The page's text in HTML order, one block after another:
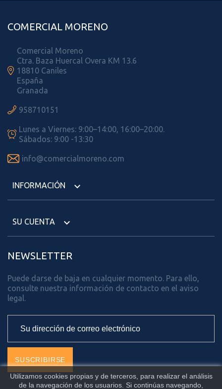
Utilizamos cookies propias y de terceros, para realizar el análisis
de la navegación de los usuarios. Si continúas navegando,
COMERCIAL MORENO

Comercial Moreno
Ctra. Baza Huercal Overa KM 13.6
18810 Caniles
España
Granada
 958710151

Lunes a Viernes: 9:00–14:00, 16:00–20:00.
Sábados: 9:00 -13:30
 info@comercialmoreno.com
INFORMACIÓN 
SU CUENTA 
NEWSLETTER
Puede darse de baja en cualquier momento. Para ello,
consulte nuestra información de contacto en el aviso
legal.